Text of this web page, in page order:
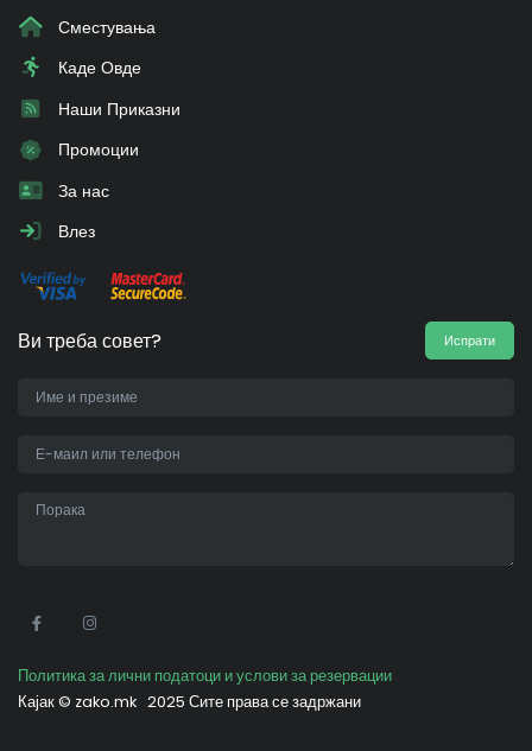
Сместувања
Каде Овде
Наши Приказни
Промоции
За нас
Влез
Ви треба совет? Испрати
Политика за лични податоци и услови за резервации
Кајак © zako.mk 2025 Сите права се задржани